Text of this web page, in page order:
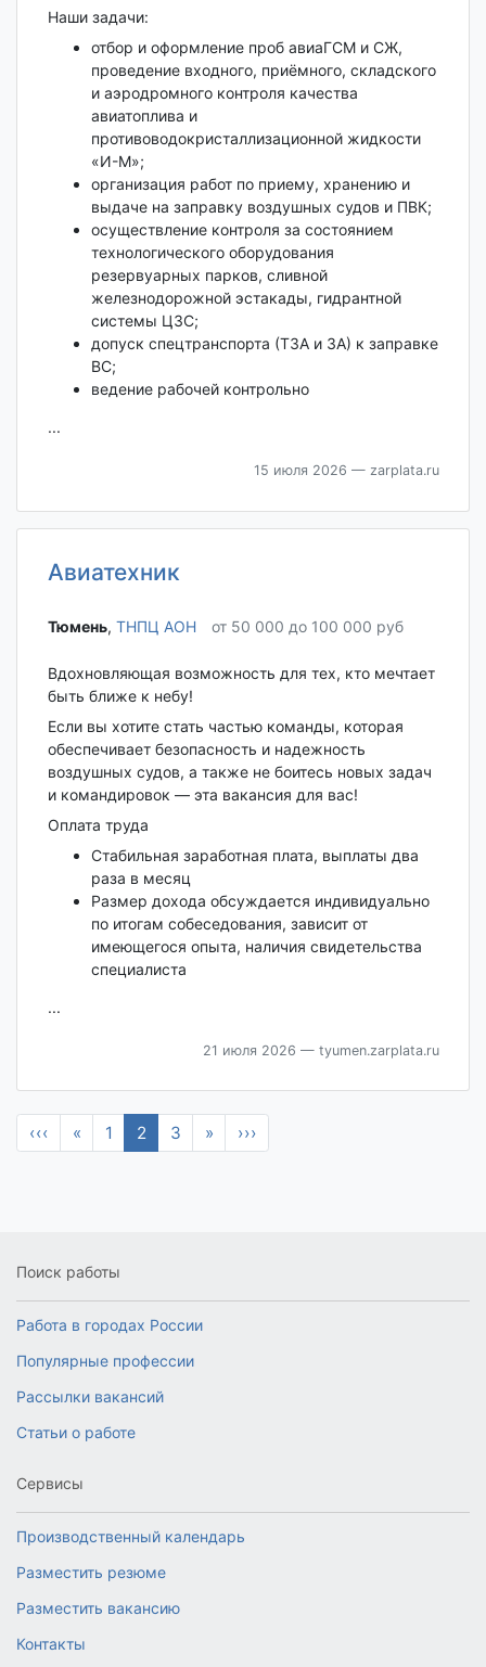
Наши задачи:
отбор и оформление проб авиаГСМ и СЖ,
проведение входного, приёмного, складского
и аэродромного контроля качества
авиатоплива и
противоводокристаллизационной жидкости
«И-М»;
организация работ по приему, хранению и
выдаче на заправку воздушных судов и ПВК;
осуществление контроля за состоянием
технологического оборудования
резервуарных парков, сливной
железнодорожной эстакады, гидрантной
системы ЦЗС;
допуск спецтранспорта (ТЗА и ЗА) к заправке
ВС;
ведение рабочей контрольно
...
15 июля 2026 — zarplata.ru
Авиатехник
Тюмень‎, ТНПЦ АОН от 50 000 до 100 000 руб
Вдохновляющая возможность для тех, кто мечтает
быть ближе к небу!
Если вы хотите стать частью команды, которая
обеспечивает безопасность и надежность
воздушных судов, а также не боитесь новых задач
и командировок — эта вакансия для вас!
Оплата труда
Стабильная заработная плата, выплаты два
раза в месяц
Размер дохода обсуждается индивидуально
по итогам собеседования, зависит от
имеющегося опыта, наличия свидетельства
специалиста
...
21 июля 2026 — tyumen.zarplata.ru
‹‹‹ « 1 2 3 » ›››
Поиск работы
Работа в городах России
Популярные профессии
Рассылки вакансий
Статьи о работе
Сервисы
Производственный календарь
Разместить резюме
Разместить вакансию
Контакты